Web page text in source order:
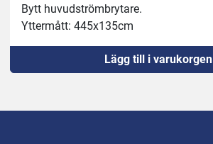
Bytt huvudströmbrytare.
Yttermått: 445x135cm
Lägg till i varukorgen